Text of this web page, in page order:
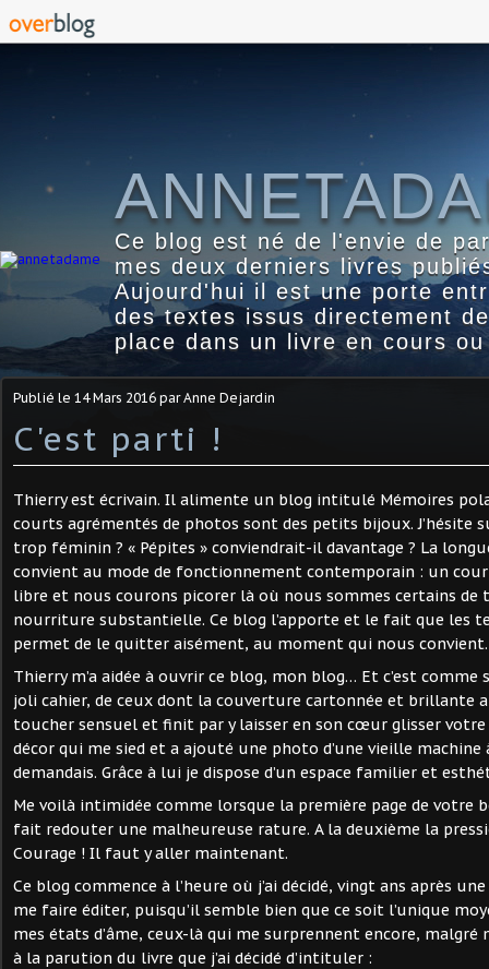
Ce blog est né de l'envie de
mes deux derniers livres
Aujourd'hui il est une porte
des textes issus directement
place dans un livre en cours
Publié le 14 Mars 2016 par Anne Dejardin
C'est parti !
Thierry est écrivain. Il alimente un blog intitulé Mémoires
courts agrémentés de photos sont des petits bijoux. J’hésite
trop féminin ? « Pépites » conviendrait-il davantage ? La
convient au mode de fonctionnement contemporain : un
libre et nous courons picorer là où nous sommes certains de
nourriture substantielle. Ce blog l’apporte et le fait que les
permet de le quitter aisément, au moment qui nous convient.
Thierry m’a aidée à ouvrir ce blog, mon blog… Et c’est
joli cahier, de ceux dont la couverture cartonnée et brillante
toucher sensuel et finit par y laisser en son cœur glisser
décor qui me sied et a ajouté une photo d’une vieille machine
demandais. Grâce à lui je dispose d’un espace familier et
Me voilà intimidée comme lorsque la première page de votre
fait redouter une malheureuse rature. A la deuxième la
Courage ! Il faut y aller maintenant.
Ce blog commence à l’heure où j’ai décidé, vingt ans après
me faire éditer, puisqu’il semble bien que ce soit l’unique
mes états d’âme, ceux-là qui me surprennent encore, malgré
à la parution du livre que j’ai décidé d’intituler :